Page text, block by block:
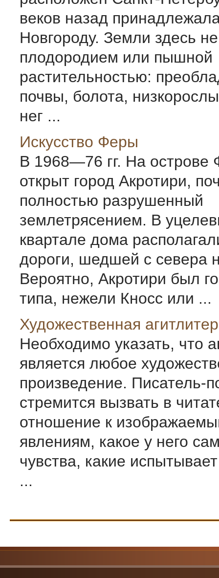
веков назад
Новгороду. Земли здесь
плодородием или пышной
растительностью:
почвы, болота,
нег ...
Искусство Феры
В 1968—76 гг. На острове
открыт город Акротири,
полностью разрушенный
землетрясением. В
квартале дома
дороги, шедшей с севера
Вероятно, Акротири был
типа, нежели Кносс или ...
Художественная
Необходимо указать, что
является любое
произведение. Писатель-
стремится вызвать в
отношение к
явлениям, какое у него
чувства, какие
...